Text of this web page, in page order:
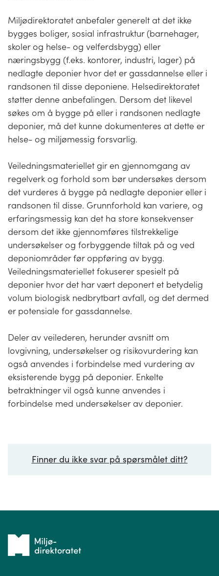
Miljødirektoratet anbefaler generelt at det ikke
bygges boliger, sosial infrastruktur (barnehager,
skoler og helse- og velferdsbygg) eller
næringsbygg (f.eks. kontorer, industri, lager) på
nedlagte deponier hvor det er gassdannelse eller i
randsonen til disse deponiene. Helsedirektoratet
støtter denne anbefalingen. Dersom det likevel
søkes om å bygge på eller i randsonen nedlagte
deponier, må det kunne dokumenteres at dette er
helse- og miljømessig forsvarlig.
Veiledningsmateriellet gir en gjennomgang av
regelverk og forhold som bør undersøkes dersom
det vurderes å bygge på nedlagte deponier eller i
randsonen til disse. Grunnforhold kan variere, og
erfaringsmessig kan det ha store konsekvenser
dersom det ikke gjennomføres tilstrekkelige
undersøkelser og forbyggende tiltak på og ved
deponiområder før oppføring av bygg.
Veiledningsmateriellet fokuserer spesielt på
deponier hvor det har vært deponert et betydelig
volum biologisk nedbrytbart avfall, og det dermed
er potensiale for gassdannelse.
Deler av veilederen, herunder avsnitt om
lovgivning, undersøkelser og risikovurdering kan
også anvendes i forbindelse med vurdering av
eksisterende bygg på deponier. Enkelte
betraktninger vil også kunne anvendes i
forbindelse med undersøkelser av deponier.
Finner du ikke svar på spørsmålet ditt?
Tilbake